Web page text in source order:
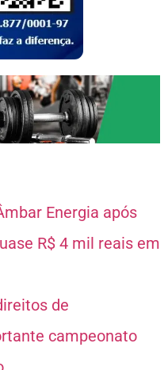
Energia após
R$ 4 mil reais em
de
campeonato